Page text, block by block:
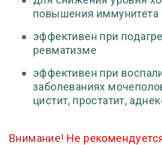
повышения иммунитета
эффективен при
ревматизме
эффективен при
заболеваниях
цистит, простатит,
Внимание! Не